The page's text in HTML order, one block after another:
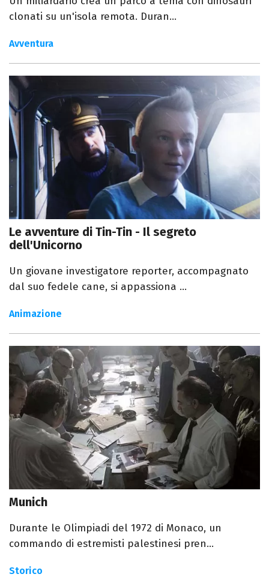
clonati su un'isola remota. Duran...
Avventura
Le avventure di Tin-Tin - Il segreto
dell'Unicorno
Un giovane investigatore reporter, accompagnato
dal suo fedele cane, si appassiona ...
Animazione
Munich
Durante le Olimpiadi del 1972 di Monaco, un
commando di estremisti palestinesi pren...
Storico